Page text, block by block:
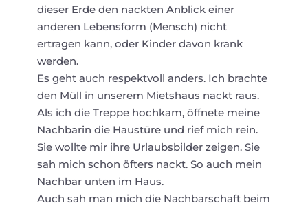
dieser Erde den nackten Anblick einer
anderen Lebensform (Mensch) nicht
ertragen kann, oder Kinder davon krank
werden.
Es geht auch respektvoll anders. Ich brachte
den Müll in unserem Mietshaus nackt raus.
Als ich die Treppe hochkam, öffnete meine
Nachbarin die Haustüre und rief mich rein.
Sie wollte mir ihre Urlaubsbilder zeigen. Sie
sah mich schon öfters nackt. So auch mein
Nachbar unten im Haus.
Auch sah man mich die Nachbarschaft beim